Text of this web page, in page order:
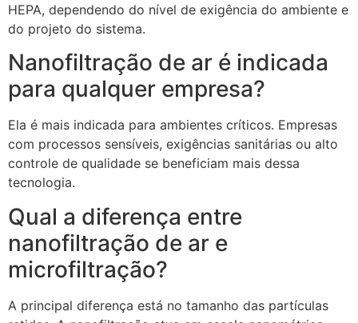
HEPA, dependendo do nível de exigência do ambiente e
do projeto do sistema.
Nanofiltração de ar é indicada
para qualquer empresa?
Ela é mais indicada para ambientes críticos. Empresas
com processos sensíveis, exigências sanitárias ou alto
controle de qualidade se beneficiam mais dessa
tecnologia.
Qual a diferença entre
nanofiltração de ar e
microfiltração?
A principal diferença está no tamanho das partículas